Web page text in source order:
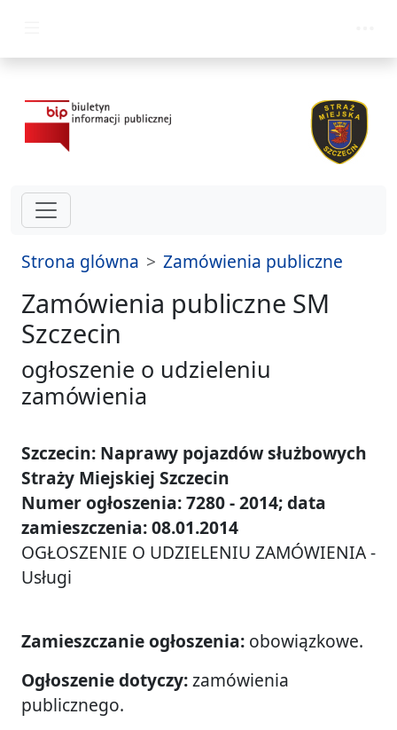
Strona glówna Zamówienia publiczne
Zamówienia publiczne SM
Szczecin
ogłoszenie o udzieleniu
zamówienia
Szczecin: Naprawy pojazdów służbowych
Straży Miejskiej Szczecin
Numer ogłoszenia: 7280 - 2014; data
zamieszczenia: 08.01.2014
OGŁOSZENIE O UDZIELENIU ZAMÓWIENIA -
Usługi
Zamieszczanie ogłoszenia: obowiązkowe.
Ogłoszenie dotyczy:zamówienia
publicznego.